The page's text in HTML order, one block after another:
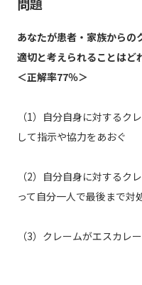
問題
あなたが患者・家族からの
適切と考えられることはど
＜正解率77％＞
（1）自分自身に対するク
して指示や協力をあおぐ
（2）自分自身に対するク
って自分一人で最後まで対
（3）クレームがエスカレ